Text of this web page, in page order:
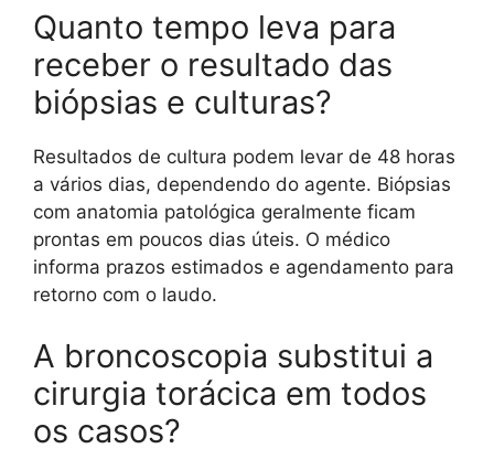
Quanto tempo leva para
receber o resultado das
biópsias e culturas?
Resultados de cultura podem levar de 48 horas
a vários dias, dependendo do agente. Biópsias
com anatomia patológica geralmente ficam
prontas em poucos dias úteis. O médico
informa prazos estimados e agendamento para
retorno com o laudo.
A broncoscopia substitui a
cirurgia torácica em todos
os casos?